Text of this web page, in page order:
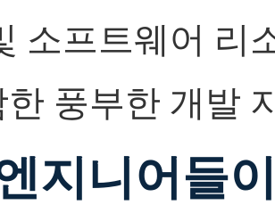
소프트웨어 리
풍부한 개발
지니어들